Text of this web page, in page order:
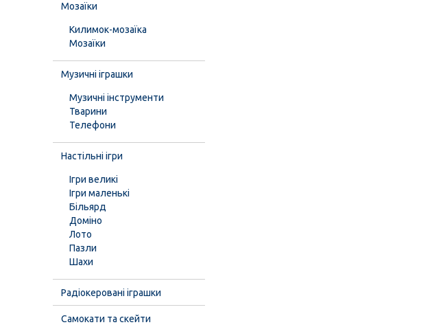
Мозаїки
Килимок-мозаїка
Мозаїки
Музичні іграшки
Музичні інструменти
Тварини
Телефони
Настільні ігри
Ігри великі
Ігри маленькі
Більярд
Доміно
Лото
Пазли
Шахи
Радіокеровані іграшки
Самокати та скейти